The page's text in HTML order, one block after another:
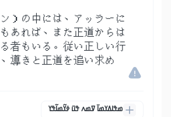
）の中には、アッラーに
あれば、また正道からは
者もいる。従い正しい行
導きと正道を追い求め
ߘߟߊߡߌߘߊ߫ ߜߘߍ ߟߎ߫ ߦߌ߬ߘߊ߬ߟߌ